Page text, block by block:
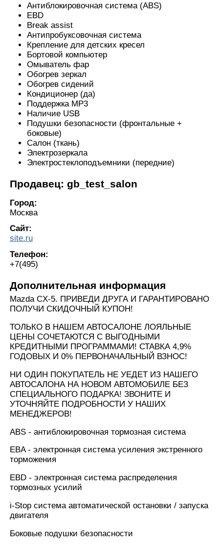
Антиблокировочная система (ABS)
EBD
Break assist
Антипробуксовочная система
Крепление для детских кресел
Бортовой компьютер
Омыватель фар
Обогрев зеркал
Обогрев сидений
Кондиционер (да)
Поддержка MP3
Наличие USB
Подушки безопасности (фронтальные +
боковые)
Салон (ткань)
Электрозеркала
Электростеклоподъемники (передние)
Продавец: gb_test_salon
Город:
Москва
Сайт:
site.ru
Телефон:
+7(495)
Дополнительная информация
Mazda CX-5. ПРИВЕДИ ДРУГА И ГАРАНТИРОВАНО
ПОЛУЧИ СКИДОЧНЫЙ КУПОН!
ТОЛЬКО В НАШЕМ АВТОСАЛОНЕ ЛОЯЛЬНЫЕ
ЦЕНЫ СОЧЕТАЮТСЯ С ВЫГОДНЫМИ
КРЕДИТНЫМИ ПРОГРАММАМИ! СТАВКА 4,9%
ГОДОВЫХ И 0% ПЕРВОНАЧАЛЬНЫЙ ВЗНОС!
НИ ОДИН ПОКУПАТЕЛЬ НЕ УЕДЕТ ИЗ НАШЕГО
АВТОСАЛОНА НА НОВОМ АВТОМОБИЛЕ БЕЗ
СПЕЦИАЛЬНОГО ПОДАРКА! ЗВОНИТЕ И
УТОЧНЯЙТЕ ПОДРОБНОСТИ У НАШИХ
МЕНЕДЖЕРОВ!
ABS - антиблокировочная тормозная система
EBA - электронная система усиления экстренного
торможения
EBD - электронная система распределения
тормозных усилий
i-Stop система автоматической остановки / запуска
двигателя
Боковые подушки безопасности